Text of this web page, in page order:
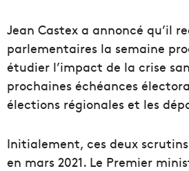
Jean Castex a annoncé qu’il
parlementaires la semaine
étudier l’impact de la crise
prochaines échéances
élections régionales et les
Initialement, ces deux
en mars 2021. Le Premier